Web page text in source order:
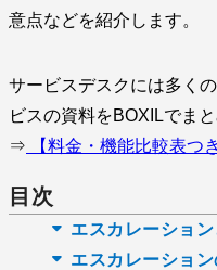
意点などを紹介します。
サービスデスクには多く
ビスの資料をBOXILでま
⇒ 【料金・機能比較表つ
目次
エスカレーション
エスカレーショ